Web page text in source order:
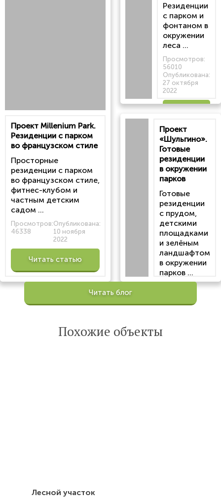
Проект Millenium Park.
Резиденции с парком
во французском стиле
Просторные
резиденции с парком
во французском стиле,
фитнес-клубом и
частным детским
садом ...
Просмотров:
46338
Опубликована:
10 ноября
2022
Читать статью
Резиденции
с парком и
фонтаном в
окружении
леса ...
Просмотров:
56010
Опубликована:
27 октября
2022
статью
Проект
«Шульгино».
Готовые
резиденции
в окружении
парков
Готовые
резиденции
с прудом,
детскими
площадками
и зелёным
ландшафтом
в окружении
парков ...
Просмотров:
Опубликована:
Читать блог
Похожие объекты
Лесной участок